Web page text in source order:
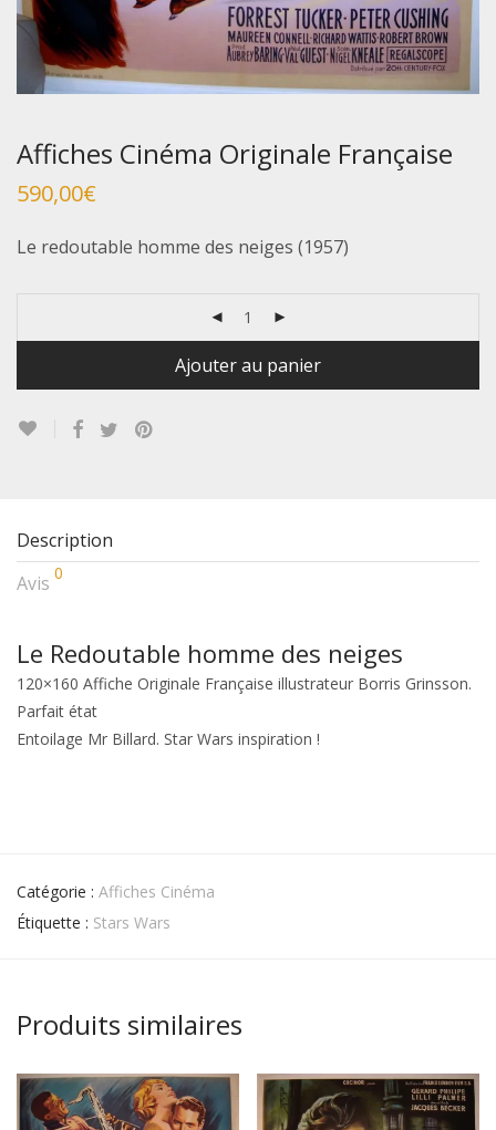
Affiches Cinéma Originale Française
590,00€
Le redoutable homme des neiges (1957)
Ajouter au panier
Description
Avis 0
Le Redoutable homme des neiges
120×160 Affiche Originale Française illustrateur Borris Grinsson.
Parfait état
Entoilage Mr Billard. Star Wars inspiration !
Catégorie : Affiches Cinéma
Étiquette : Stars Wars
Produits similaires